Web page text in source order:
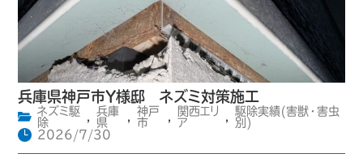
兵庫県神戸市Y様邸 ネズミ対策施工
ネズミ駆
除
,
兵庫
県
,
神戸
市
,
関西エリ
ア
,
駆除実績(害獣・害虫
別)
2026/7/30